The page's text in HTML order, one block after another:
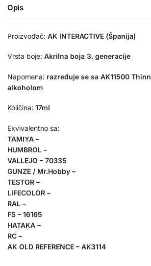
Opis
Proizvođač: AK INTERACTIVE (Španija)
Vrsta boje: Akrilna boja 3. generacije
Napomena: razređuje se sa AK11500
alkoholom
Količina: 17ml
Ekvivalentno sa:
TAMIYA –
HUMBROL –
VALLEJO – 70335
GUNZE / Mr.Hobby –
TESTOR –
LIFECOLOR –
RAL –
FS – 16165
HATAKA –
RC –
AK OLD REFERENCE – AK3114